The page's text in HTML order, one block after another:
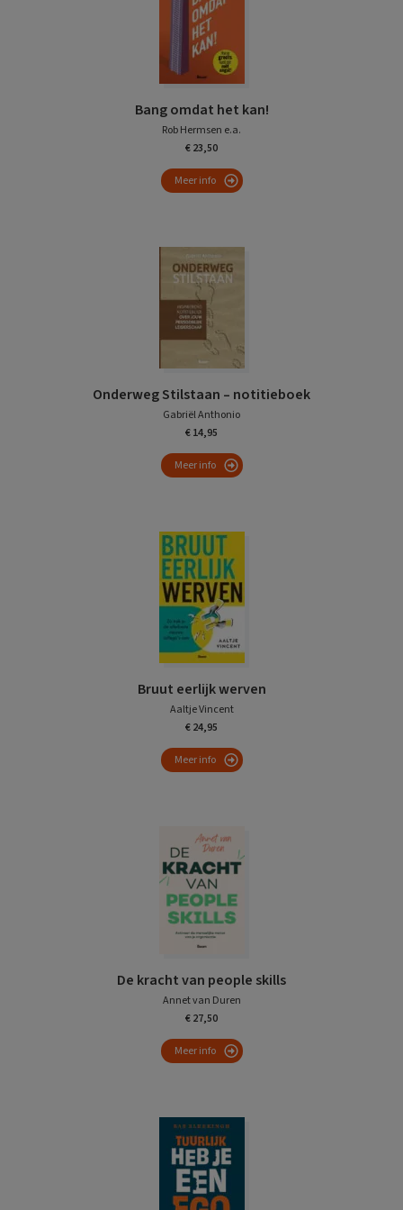
Bang omdat het kan!
Rob Hermsen e.a.
€ 23,50
Meer info
Onderweg Stilstaan – notitieboek
Gabriël Anthonio
€ 14,95
Meer info
Bruut eerlijk werven
Aaltje Vincent
€ 24,95
Meer info
De kracht van people skills
Annet van Duren
€ 27,50
Meer info